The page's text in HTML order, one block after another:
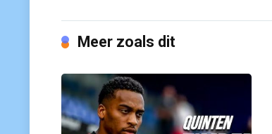
Meer zoals dit